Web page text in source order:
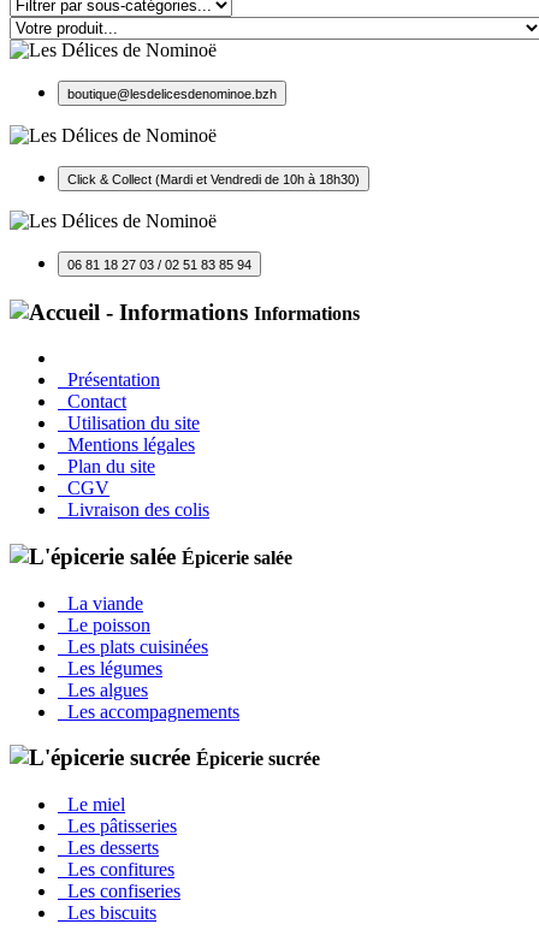
boutique@lesdelicesdenominoe.bzh
Click & Collect (Mardi et Vendredi de 10h à 18h30)
06 81 18 27 03 / 02 51 83 85 94
Informations
Présentation
Contact
Utilisation du site
Mentions légales
Plan du site
CGV
Livraison des colis
Épicerie salée
La viande
Le poisson
Les plats cuisinées
Les légumes
Les algues
Les accompagnements
Épicerie sucrée
Le miel
Les pâtisseries
Les desserts
Les confitures
Les confiseries
Les biscuits